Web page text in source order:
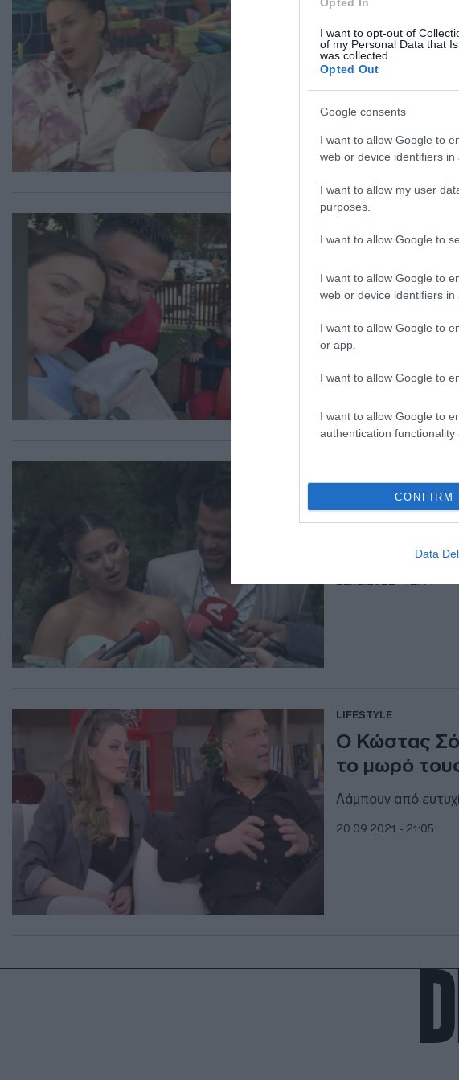
I want to opt-out of
of my Personal Data that
was collected.
Opted Out
Google consents
I want to allow Google to
web or device identifiers in
I want to allow my user
purposes.
I want to allow Google to
I want to allow Google to
web or device identifiers in
I want to allow Google to
or app.
I want to allow Google to
I want to allow Google to
authentication
CONFIRM
Data
παιδί τους
18.04.2023 - 18:10
Αυτό είναι
στην κόρη
Βαλεντίνη
Η αποκάλυψη στο
Μπαμπάς
– Η
Γέννησε η
LIFESTYLE
O Κώστας
το μωρό
Λάμπουν από
20.09.2021 - 21:05